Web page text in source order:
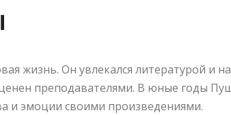
жизнь. Он увлекался литературой и
преподавателями. В юные годы
и эмоции своими произведениями.